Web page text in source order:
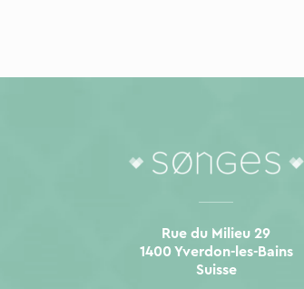
Rue du Milieu 29
1400 Yverdon-les-Bains
Suisse